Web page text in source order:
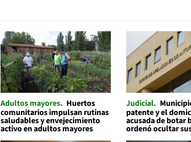
Adultos mayores
Huertos
comunitarios impulsan rutinas
saludables y envejecimiento
activo en adultos mayores
Judicial
patente y el
acusada de botar
ordenó ocultar